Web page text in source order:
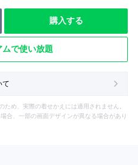
購入する
ムで使い放題
て
め、実際の着せかえには適用されません。
合、一部の画面デザインが異なる場合があり